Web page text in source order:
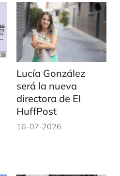
Lucía González
será la nueva
directora de El
HuffPost
16-07-2026